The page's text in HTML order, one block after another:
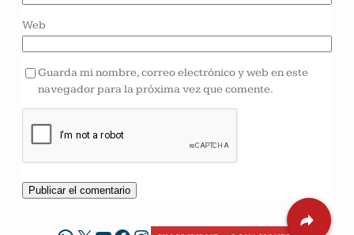
Web
Guarda mi nombre, correo electrónico y web en este
navegador para la próxima vez que comente.